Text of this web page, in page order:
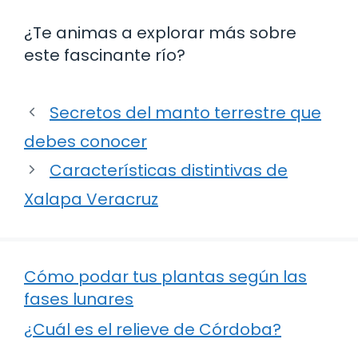
¿Te animas a explorar más sobre
este fascinante río?
Secretos del manto terrestre que
debes conocer
Características distintivas de
Xalapa Veracruz
Cómo podar tus plantas según las
fases lunares
¿Cuál es el relieve de Córdoba?